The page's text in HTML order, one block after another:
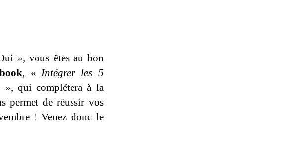
», vous êtes au bon
, «Intégrer les 5
», qui complétera à la
permet de réussir vos
! Venez donc le